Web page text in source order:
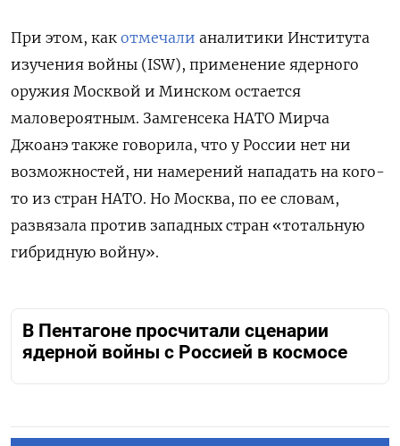
При этом, как отмечали аналитики Института
изучения войны (ISW), применение ядерного
оружия Москвой и Минском остается
маловероятным. Замгенсека НАТО Мирча
Джоанэ также говорила, что у России нет ни
возможностей, ни намерений нападать на кого-
то из стран НАТО. Но Москва, по ее словам,
развязала против западных стран «тотальную
гибридную войну».
В Пентагоне просчитали сценарии
ядерной войны с Россией в космосе